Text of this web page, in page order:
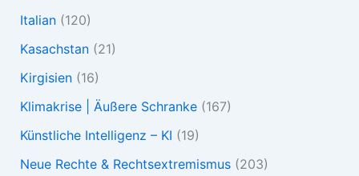
Italian(120)
Kasachstan(21)
Kirgisien(16)
Klimakrise | Äußere Schranke(167)
Künstliche Intelligenz – KI (19)
Neue Rechte & Rechtsextremismus(203)